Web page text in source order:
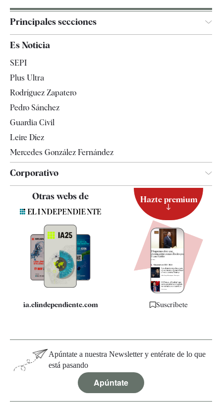
Principales secciones
España
Televisión
Es Noticia
SEPI
Plus Ultra
Rodríguez Zapatero
Pedro Sánchez
Guardia Civil
Leire Díez
Mercedes González Fernández
Corporativo
Contacto
Quiénes somos
Especificaciones
Otras webs de
ia.elindependiente.com
Hazte premium
Suscríbete
Apúntate a nuestra Newsletter y entérate de lo que
está pasando
Apúntate